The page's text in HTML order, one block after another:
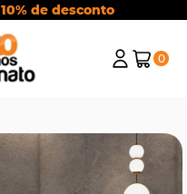
10% de desconto
0